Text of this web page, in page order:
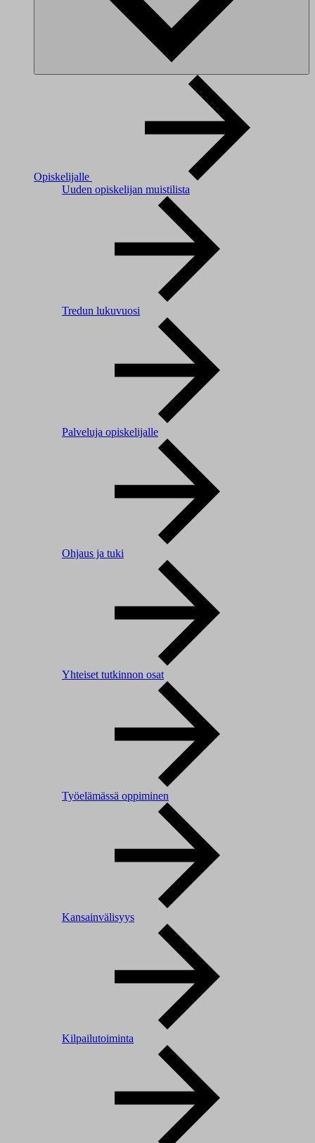
Opiskelijalle
Uuden opiskelijan muistilista
Tredun lukuvuosi
Palveluja opiskelijalle
Ohjaus ja tuki
Yhteiset tutkinnon osat
Työelämässä oppiminen
Kansainvälisyys
Kilpailutoiminta